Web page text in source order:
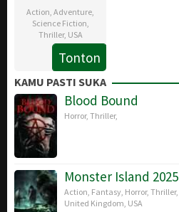
Action ,Adventure
Science Fiction
Thriller, USA
6
Jun
2018
J.A.
Bayona
Tonton
KAMU PASTI SUKA
Blood Bound
Horror, Thriller,
Monster Island 2025
Action Fantasy Horror, Thriller,
United Kingdom USA